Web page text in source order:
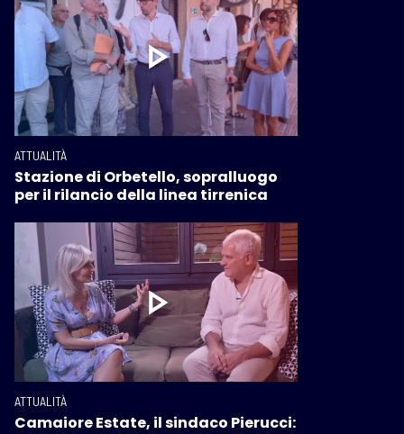
ATTUALITÀ
Stazione di Orbetello, sopralluogo
per il rilancio della linea tirrenica
ATTUALITÀ
Camaiore Estate, il sindaco Pierucci: